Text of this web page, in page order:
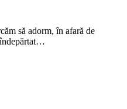
să adorm, în afară de